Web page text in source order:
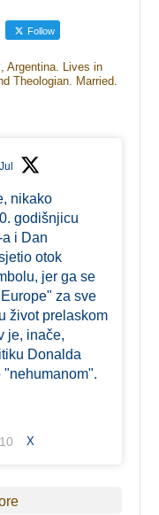
Follow
Argentina. Lives in
Theologian. Married.
nikako
godišnjicu
i Dan
otok
jer ga se
za sve
život prelaskom
je, inače,
Donalda
"nehumanom".
10 X